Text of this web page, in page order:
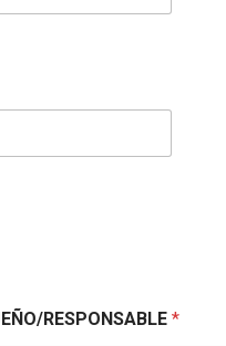
RESPONSABLE *